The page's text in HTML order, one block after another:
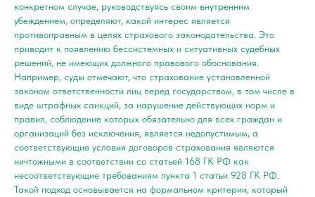
конкретном случае, руководствуясь своим внутренним
убеждением, определяют, какой интерес является
противоправным в целях страхового законодательства. Это
приводит к появлению бессистемных и ситуативных судебных
решений, не имеющих должного правового обоснования.
Например, суды отмечают, что страхование установленной
законом ответственности лиц перед государством, в том числе в
виде штрафных санкций, за нарушение действующих норм и
правил, соблюдение которых обязательно для всех граждан и
организаций без исключения, является недопустимым, а
соответствующие условия договоров страхования являются
ничтожными в соответствии со статьей 168 ГК РФ как
несоответствующие требованиям пункта 1 статьи 928 ГК РФ.
Такой подход основывается на формальном критерии, который